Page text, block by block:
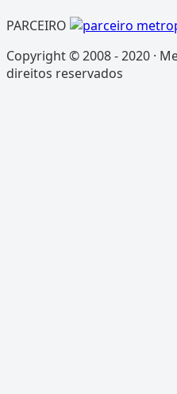
PARCEIRO
Copyright © 2008 - 2020 ·
direitos reservados